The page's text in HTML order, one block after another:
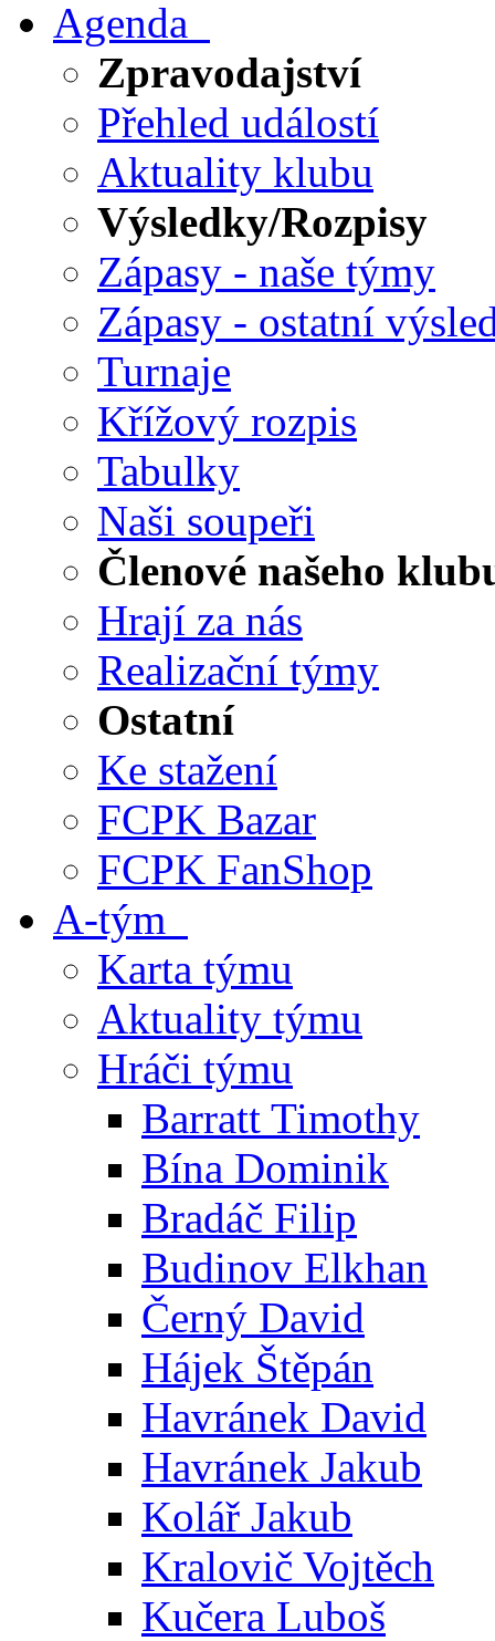
Agenda
Zpravodajství
Přehled událostí
Aktuality klubu
Výsledky/Rozpisy
Zápasy - naše týmy
Zápasy - ostatní
Turnaje
Křížový rozpis
Tabulky
Naši soupeři
Členové našeho
Hrají za nás
Realizační týmy
Ostatní
Ke stažení
FCPK Bazar
FCPK FanShop
A-tým
Karta týmu
Aktuality týmu
Hráči týmu
Barratt Timothy
Bína Dominik
Bradáč Filip
Budinov Elkhan
Černý David
Hájek Štěpán
Havránek David
Havránek Jakub
Kolář Jakub
Kralovič Vojtěch
Kučera Luboš